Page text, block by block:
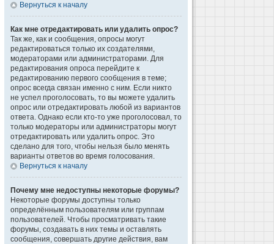
Вернуться к началу
Как мне отредактировать или удалить опрос?
Так же, как и сообщения, опросы могут
редактироваться только их создателями,
модераторами или администраторами. Для
редактирования опроса перейдите к
редактированию первого сообщения в теме;
опрос всегда связан именно с ним. Если никто
не успел проголосовать, то вы можете удалить
опрос или отредактировать любой из вариантов
ответа. Однако если кто-то уже проголосовал, то
только модераторы или администраторы могут
отредактировать или удалить опрос. Это
сделано для того, чтобы нельзя было менять
варианты ответов во время голосования.
Вернуться к началу
Почему мне недоступны некоторые форумы?
Некоторые форумы доступны только
определённым пользователям или группам
пользователей. Чтобы просматривать такие
форумы, создавать в них темы и оставлять
сообщения, совершать другие действия, вам